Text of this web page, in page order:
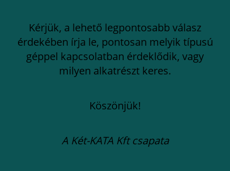
Kérjük, a lehető legpontosabb válasz
érdekében írja le, pontosan melyik típusú
géppel kapcsolatban érdeklődik, vagy
milyen alkatrészt keres.
Köszönjük!
A Két-KATA Kft csapata